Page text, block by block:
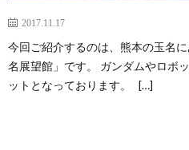
2017.11.17
今回ご紹介するのは、熊本の玉名
名展望館」です。 ガンダムやロボ
ットとなっております。 […]